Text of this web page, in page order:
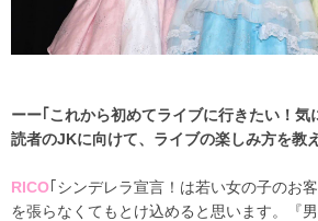
ーー｢これから初めてライブに行きたい！気
読者のJKに向けて、ライブの楽しみ方を教
RICO ｢シンデレラ宣言！は若い女の子のお
を張らなくてもとけ込めると思います。『